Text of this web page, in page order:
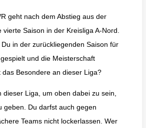
geht nach dem Abstieg aus der
vierte Saison in der Kreisliga A-Nord.
in der zurückliegenden Saison für
und die Meisterschaft
das Besondere an dieser Liga?
dieser Liga, um oben dabei zu sein,
geben. Du darfst auch gegen
Teams nicht lockerlassen. Wer